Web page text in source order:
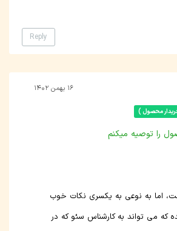
Reply
محصول )
۱۶ بهمن ۱۴۰۲
را توصیه میکنم
اما‌ به نوعی به یکسری نکات خوب
که می تواند به کارشناس سئو که در